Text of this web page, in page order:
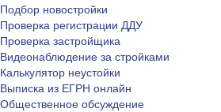
Подбор новостройки
Проверка регистрации ДДУ
Проверка застройщика
Видеонаблюдение за стройками
Калькулятор неустойки
Выписка из ЕГРН онлайн
Общественное обсуждение